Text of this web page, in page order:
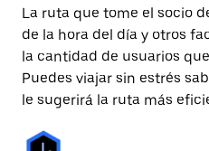
La ruta que tome el socio
de la hora del día y otros
la cantidad de usuarios
Puedes viajar sin estrés
le sugerirá la ruta más